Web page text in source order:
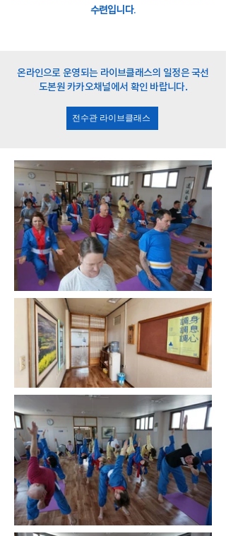
수련입니다.
온라인으로 운영되는 라이브클래스의 일정은 국선
도본원 카카오채널에서 확인 바랍니다.
전수관 라이브클래스